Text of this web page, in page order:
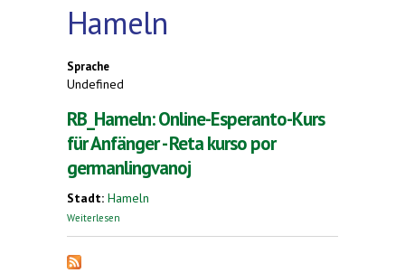
Hameln
Sprache
Undefined
RB_Hameln: Online-Esperanto-Kurs
für Anfänger - Reta kurso por
germanlingvanoj
Stadt: Hameln
Weiterlesen